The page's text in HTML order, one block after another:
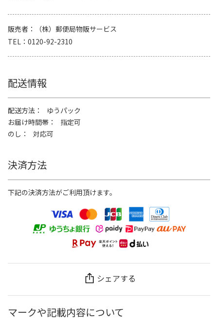
販売者
（株）郵便局物販サービス
TEL
0120-92-2310
配送情報
配送方法
ゆうパック
お届け時間帯
指定可
のし
対応可
決済方法
下記の決済方法がご利用頂けます。
シェアする
マークや記載内容について